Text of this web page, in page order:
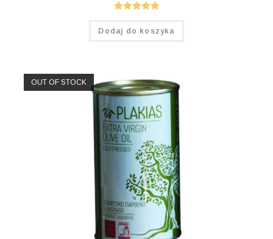
Oceniono
5.00na 5
Dodaj do koszyka
OUT OF STOCK